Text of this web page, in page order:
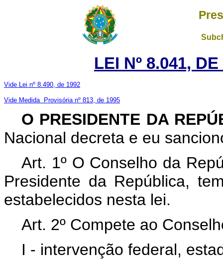
LEI Nº 8.041,
Vide Lei nº 8.490, de 1992
Vide Medida Provisória nº 813, de 1995
O PRESIDENTE DA
Nacional decreta e eu
Art. 1º O Conselho da
Presidente da República,
estabelecidos nesta lei.
Art. 2º Compete ao
I - intervenção federal,